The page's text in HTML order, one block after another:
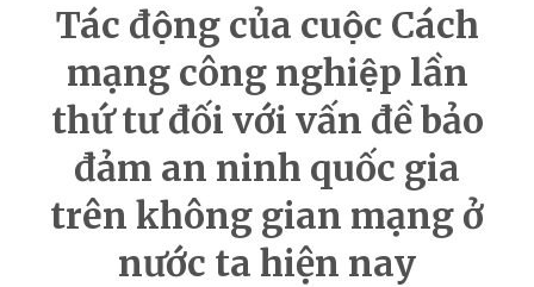
Tác động của cuộc Cách
mạng công nghiệp lần
thứ tư đối với vấn đề bảo
đảm an ninh quốc gia
trên không gian mạng ở
nước ta hiện nay